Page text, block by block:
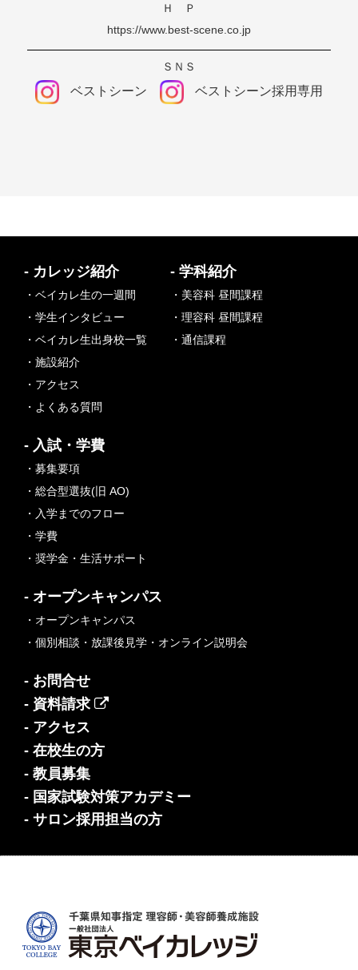
Ｈ Ｐ
https://www.best-scene.co.jp
ＳＮＳ
ベストシーン ベストシーン採用専用
- カレッジ紹介
・ベイカレ生の一週間
・学生インタビュー
・ベイカレ生出身校一覧
・施設紹介
・アクセス
・よくある質問
- 学科紹介
・美容科 昼間課程
・理容科 昼間課程
・通信課程
- 入試・学費
・募集要項
・総合型選抜(旧 AO)
・入学までのフロー
・学費
・奨学金・生活サポート
- オープンキャンパス
・オープンキャンパス
・個別相談・放課後見学・オンライン説明会
- お問合せ
- 資料請求
- アクセス
- 在校生の方
- 教員募集
- 国家試験対策アカデミー
- サロン採用担当の方